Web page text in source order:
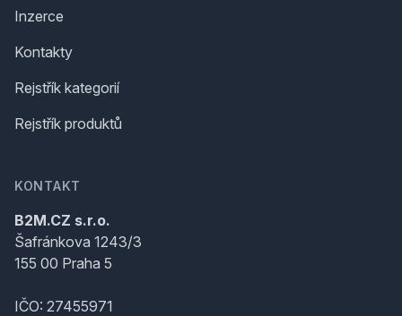
Inzerce
Kontakty
Rejstřík kategorií
Rejstřík produktů
KONTAKT
B2M.CZ s.r.o.
Šafránkova 1243/3
155 00 Praha 5
IČO: 27455971